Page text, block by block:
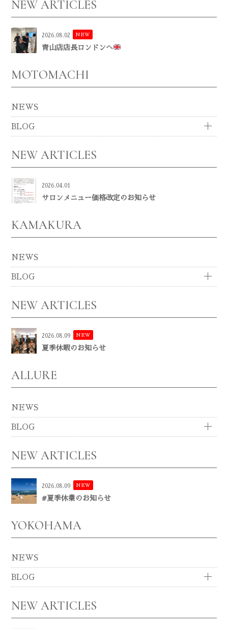
NEW ARTICLES
2026.08.02 NEW
青山店店長ロンドンへ
MOTOMACHI
NEWS
BLOG
NEW ARTICLES
2026.04.01
サロンメニュー価格改定のお知らせ
KAMAKURA
NEWS
BLOG
NEW ARTICLES
2026.08.09 NEW
夏季休暇のお知らせ
ALLURE
NEWS
BLOG
NEW ARTICLES
2026.08.09 NEW
#夏季休業のお知らせ
YOKOHAMA
NEWS
BLOG
NEW ARTICLES